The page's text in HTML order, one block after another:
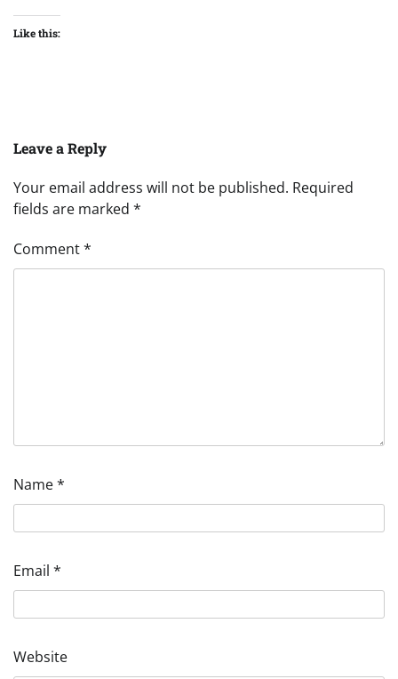
Like this:
Leave a Reply
Your email address will not be published. Required
fields are marked *
Comment*
Name*
Email *
Website